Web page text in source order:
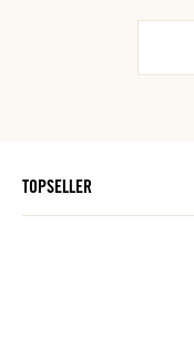
TOPSELLER